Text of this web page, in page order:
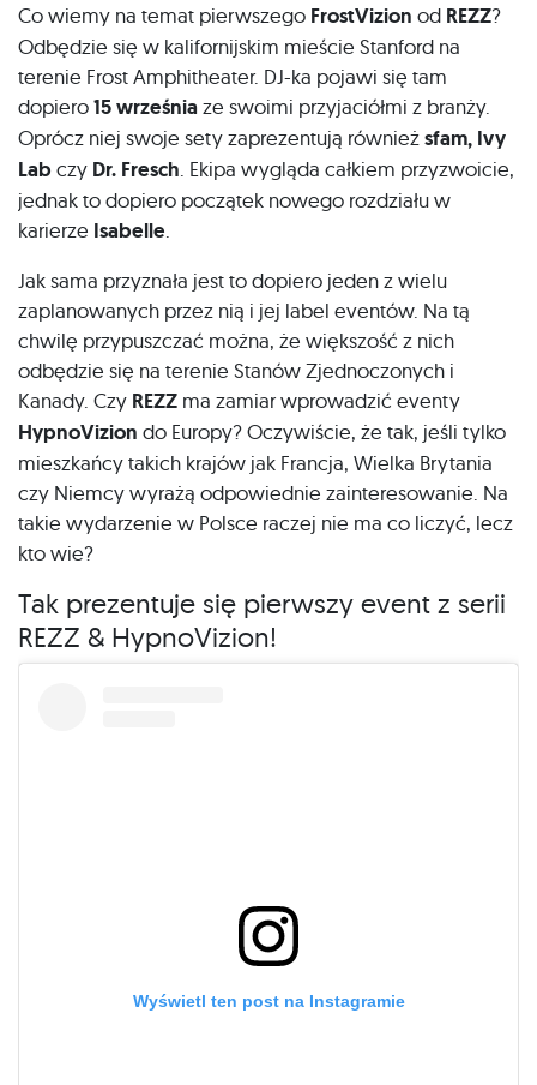
Co wiemy na temat pierwszego FrostVizion od REZZ?
Odbędzie się w kalifornijskim mieście Stanford na
terenie Frost Amphitheater. DJ-ka pojawi się tam
dopiero15 wrześniaze swoimi przyjaciółmi z branży.
Oprócz niej swoje sety zaprezentują równieżsfam, Ivy
Lab czy Dr. Fresch . Ekipa wygląda całkiem przyzwoicie,
jednak to dopiero początek nowego rozdziału w
karierze Isabelle
Jak sama przyznała jest to dopiero jeden z wielu
zaplanowanych przez nią i jej label eventów. Na tą
chwilę przypuszczać można, że większość z nich
odbędzie się na terenie Stanów Zjednoczonych i
Kanady. Czy REZZ ma zamiar wprowadzić eventy
HypnoVizion do Europy? Oczywiście, że tak, jeśli tylko
mieszkańcy takich krajów jak Francja, Wielka Brytania
czy Niemcy wyrażą odpowiednie zainteresowanie. Na
takie wydarzenie w Polsce raczej nie ma co liczyć, lecz
kto wie?
Tak prezentuje się pierwszy event z serii
REZZ & HypnoVizion!
Wyświetl ten post na Instagramie